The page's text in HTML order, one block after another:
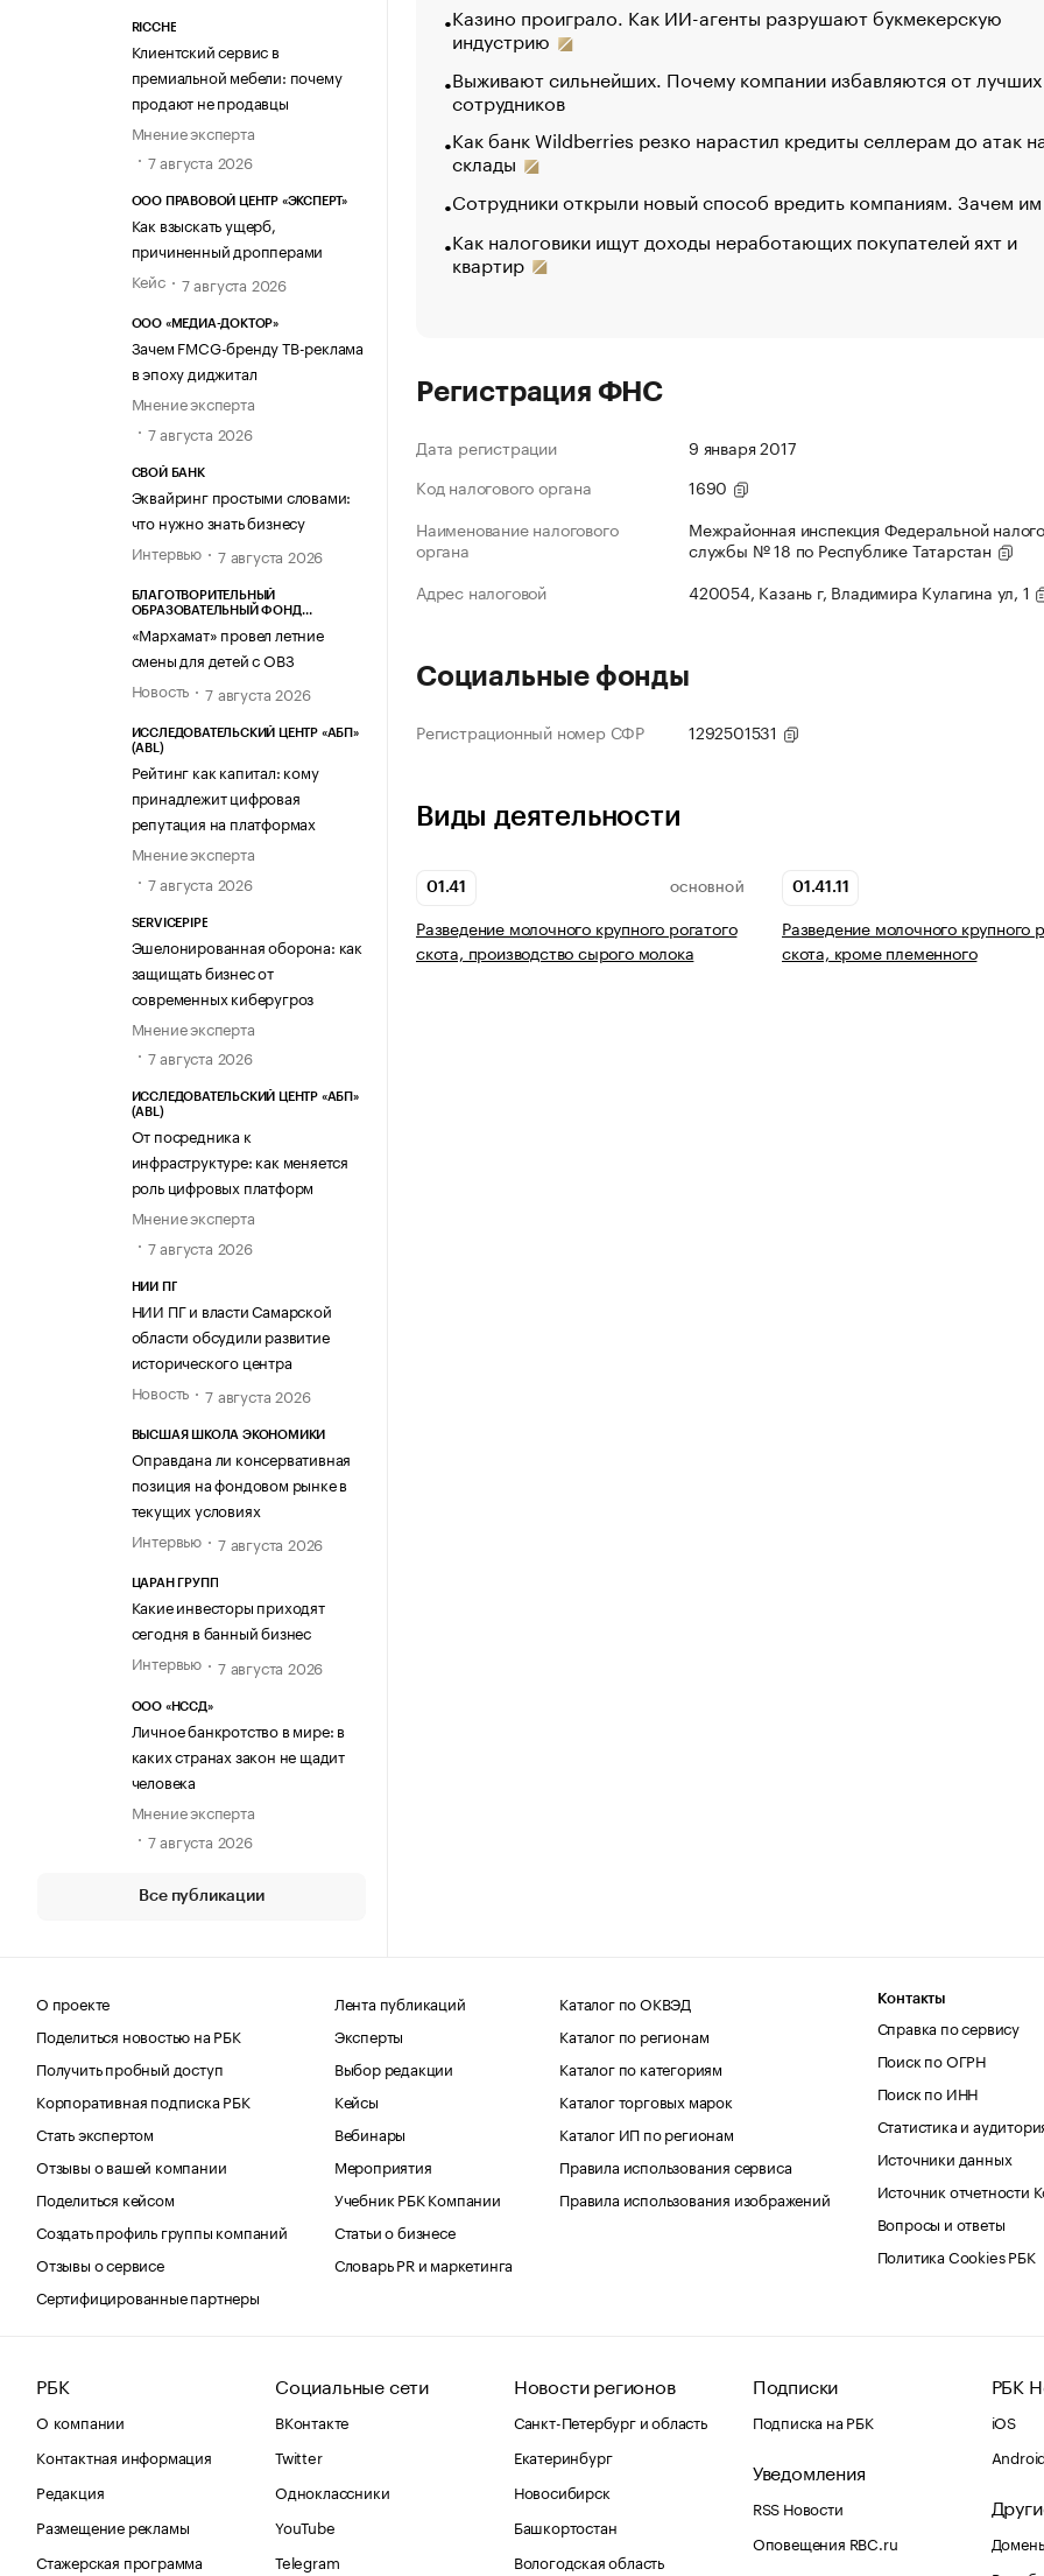
RICCHE
Клиентский сервис в
премиальной мебели: почему
продают не продавцы
Мнение эксперта
7 августа 2026
ООО ПРАВОВОЙ ЦЕНТР «ЭКСПЕРТ»
Как взыскать ущерб,
причиненный дропперами
Кейс
7 августа 2026
ООО «МЕДИА-ДОКТОР»
Зачем FMCG-бренду ТВ-реклама
в эпоху диджитал
Мнение эксперта
7 августа 2026
СВОЙ БАНК
Эквайринг простыми словами:
что нужно знать бизнесу
Интервью
7 августа 2026
БЛАГОТВОРИТЕЛЬНЫЙ
ОБРАЗОВАТЕЛЬНЫЙ ФОНД
«Мархамат» провел летние
смены для детей с ОВЗ
Новость
7 августа 2026
ИССЛЕДОВАТЕЛЬСКИЙ ЦЕНТР «АБП»
(ABL)
Рейтинг как капитал: кому
принадлежит цифровая
репутация на платформах
Мнение эксперта
7 августа 2026
SERVICEPIPE
Эшелонированная оборона: как
защищать бизнес от
современных киберугроз
Мнение эксперта
7 августа 2026
ИССЛЕДОВАТЕЛЬСКИЙ ЦЕНТР «АБП»
(ABL)
От посредника к
инфраструктуре: как меняется
роль цифровых платформ
Мнение эксперта
7 августа 2026
НИИ ПГ
НИИ ПГ и власти Самарской
области обсудили развитие
исторического центра
Новость
7 августа 2026
ВЫСШАЯ ШКОЛА ЭКОНОМИКИ
Оправдана ли консервативная
позиция на фондовом рынке в
текущих условиях
Интервью
7 августа 2026
ЦАРАН ГРУПП
Какие инвесторы приходят
сегодня в банный бизнес
Интервью
7 августа 2026
ООО «НССД»
Личное банкротство в мире: в
каких странах закон не щадит
человека
Мнение эксперта
7 августа 2026
Все публикации
Казино проиграло. Как ИИ-агенты разрушают букмекерскую
индустрию
Выживают сильнейших. Почему компании избавляются от лучших
сотрудников
Как банк Wildberries резко нарастил кредиты селлерам до атак
склады
Сотрудники открыли новый способ вредить компаниям. Зачем
Как налоговики ищут доходы неработающих покупателей яхт и
квартир
Регистрация ФНС
Дата регистрации
9 января 2017
Код налогового органа
1690
Наименование налогового
органа
Межрайонная инспекция Федеральной
службы № 18 по Республике Татарстан
Адрес налоговой
420054, Казань г, Владимира Кулагина ул, 1
Социальные фонды
Регистрационный номер СФР 1292501531
Виды деятельности
01.41 ОСНОВНОЙ
Разведение молочного крупного рогатого
скота, производство сырого молока
01.41.11
Разведение молочного крупного
скота, кроме племенного
О проекте
Поделиться новостью на РБК
Получить пробный доступ
Корпоративная подписка РБК
Стать экспертом
Отзывы о вашей компании
Поделиться кейсом
Создать профиль группы компаний
Отзывы о сервисе
Сертифицированные партнеры
Лента публикаций
Эксперты
Выбор редакции
Кейсы
Вебинары
Мероприятия
Учебник РБК Компании
Статьи о бизнесе
Словарь PR и маркетинга
Каталог по ОКВЭД
Каталог по регионам
Каталог по категориям
Каталог торговых марок
Каталог ИП по регионам
Правила использования сервиса
Правила использования изображений
Контакты
Справка по сервису
Поиск по ОГРН
Поиск по ИНН
Статистика и
Источники данных
Источник отчетности
Вопросы и ответы
Политика Cookies РБК
РБК
О компании
Контактная информация
Редакция
Размещение рекламы
Стажерская программа
Социальные сети
ВКонтакте
Twitter
Одноклассники
YouTube
Telegram
Новости регионов
Санкт-Петербург и область
Екатеринбург
Новосибирск
Башкортостан
Вологодская область
Подписки
Подписка на РБК
Уведомления
RSS Новости
Оповещения RBC.ru
РБК
iOS